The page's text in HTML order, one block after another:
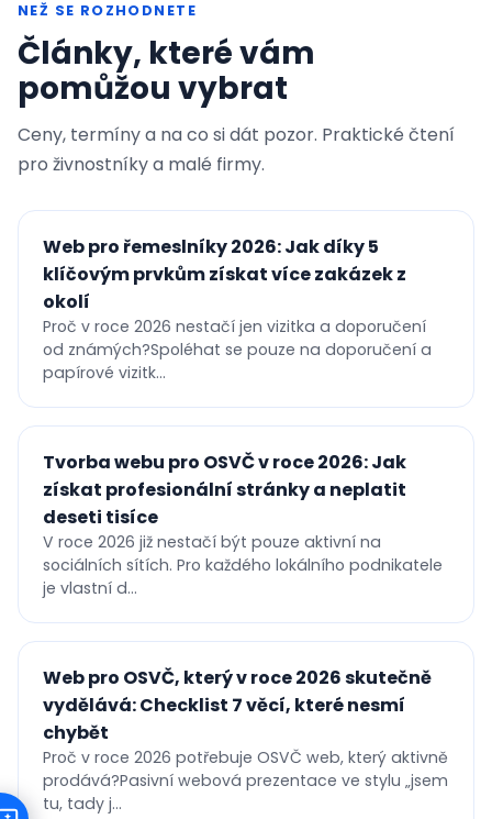
NEŽ SE ROZHODNETE
Články, které vám
pomůžou vybrat
Ceny, termíny a na co si dát pozor. Praktické čtení
pro živnostníky a malé firmy.
Web pro řemeslníky 2026: Jak díky 5
klíčovým prvkům získat více zakázek z
okolí
Proč v roce 2026 nestačí jen vizitka a doporučení
od známých?Spoléhat se pouze na doporučení a
papírové vizitk...
Tvorba webu pro OSVČ v roce 2026: Jak
získat profesionální stránky a neplatit
deseti tisíce
V roce 2026 již nestačí být pouze aktivní na
sociálních sítích. Pro každého lokálního podnikatele
je vlastní d...
Web pro OSVČ, který v roce 2026 skutečně
vydělává: Checklist 7 věcí, které nesmí
chybět
Proč v roce 2026 potřebuje OSVČ web, který aktivně
prodává?Pasivní webová prezentace ve stylu „jsem
tu, tady j...